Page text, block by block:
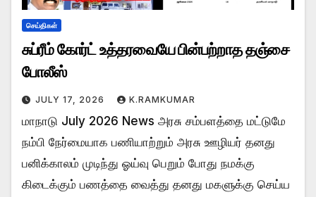
செய்திகள்
சுப்ரீம் கோர்ட் உத்தரவையே பின்பற்றாத தஞ்சை
போலீஸ்
JULY 17, 2026 K.RAMKUMAR
மாநாடு July 2026 News அரசு சம்பளத்தை மட்டுமே
நம்பி நேர்மையாக பணியாற்றும் அரசு ஊழியர் தனது
பனிக்காலம் முடிந்து ஓய்வு பெறும் போது நமக்கு
கிடைக்கும் பணத்தை வைத்து தனது மகளுக்கு செய்ய